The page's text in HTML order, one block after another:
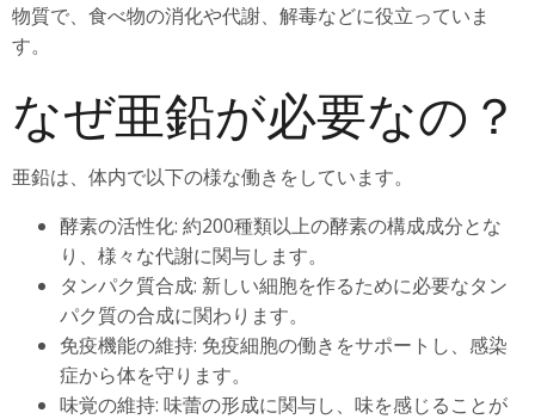
物質で、食べ物の消化や代謝、解毒などに役立っていま
す。
なぜ亜鉛が必要なの？
亜鉛は、体内で以下の様な働きをしています。
酵素の活性化: 約200種類以上の酵素の構成成分とな
り、様々な代謝に関与します。
タンパク質合成: 新しい細胞を作るために必要なタン
パク質の合成に関わります。
免疫機能の維持: 免疫細胞の働きをサポートし、感染
症から体を守ります。
味覚の維持: 味蕾の形成に関与し、味を感じることが